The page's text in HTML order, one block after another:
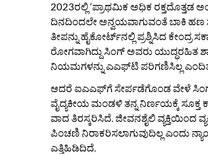
2023ರಲ್ಲಿ ‘ಪ್ರಾಥಮಿಕ ಅಧಿಕ ರಕ್ತದೊತ್ತಡ
ದಿನದಿಂದಲೇ ಅನ್ವಯವಾಗುವಂತೆ ಬಾಕಿ ಹಣ
ತೀಪನ್ನು ಹೈಕೋರ್ಟ್‌ನಲ್ಲಿ ಪ್ರಶ್ನಿಸಿದ ಕೇಂದ್ರ
ರೋಗವಾಗಿದ್ದು ಸಿಂಗ್‌ ಅವರು ಯುದ್ಧರಹಿತ
ನಿಯಮಗಳನ್ನು ಎಎಫ್‌ಟಿ ಪರಿಗಣಿಸಿಲ್ಲ
ಆದರೆ ಐಎಎಫ್‌ಗೆ ಸೇರ್ಪಡೆಗೊಂಡ ವೇಳೆ
ವೈದ್ಯಕೀಯ ಮಂಡಳಿ ತನ್ನ ನಿರ್ಣಯಕ್ಕೆ ಸೂಕ್ತ
ವಾದ ತಿರಸ್ಕರಿಸಿದೆ. ಜೀವನಶೈಲಿ ವ್ಯಕ್ತಿಯಿಂದ
ಪಿಂಚಣಿ ನಿರಾಕರಿಸಲಾಗುವುದಿಲ್ಲ ಎಂದು
ಎತ್ತಿಹಿಡಿದಿದೆ.